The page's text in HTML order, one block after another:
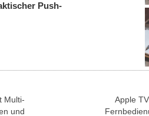
Push-
Multi-
und
Apple